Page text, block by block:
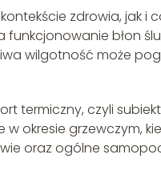
zdrowia, jak i
błon
wilgotność może
termiczny, czyli
okresie grzewczym,
oraz ogólne